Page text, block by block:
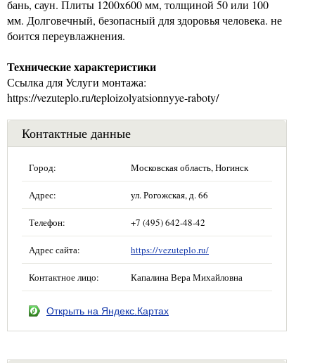
бань, саун. Плиты 1200х600 мм, толщиной 50 или 100
мм. Долговечный, безопасный для здоровья человека. не
боится переувлажнения.
Технические характеристики
Ссылка для Услуги монтажа:
https://vezuteplo.ru/teploizolyatsionnyye-raboty/
Контактные данные
Город: Московская область, Ногинск
Адрес: ул. Рогожская, д. 66
Телефон: +7 (495) 642-48-42
Адрес сайта: https://vezuteplo.ru/
Контактное лицо: Капалина Вера Михайловна
Открыть на Яндекс.Картах